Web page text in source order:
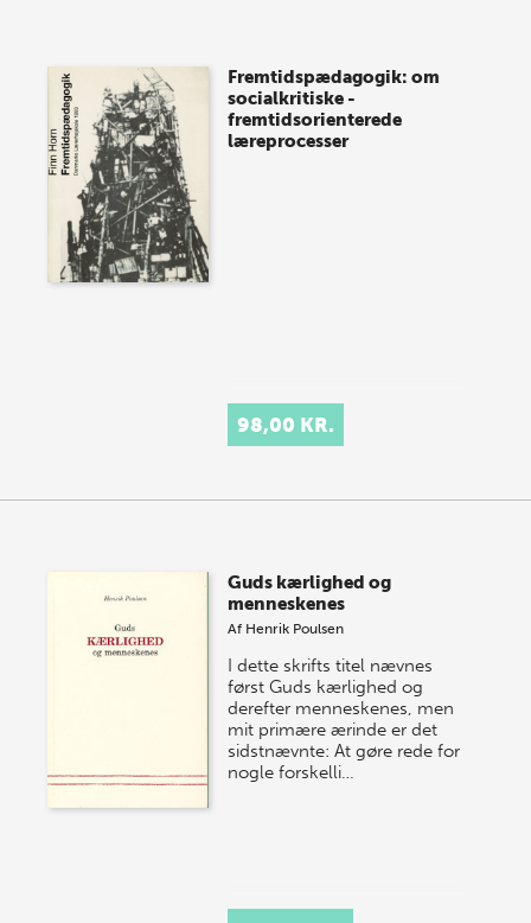
Fremtidspædagogik: om
socialkritiske -
fremtidsorienterede
læreprocesser
98,00 KR.
Guds kærlighed og
menneskenes
Af Henrik Poulsen
I dette skrifts titel nævnes
først Guds kærlighed og
derefter menneskenes, men
mit primære ærinde er det
sidstnævnte: At gøre rede for
nogle forskelli…